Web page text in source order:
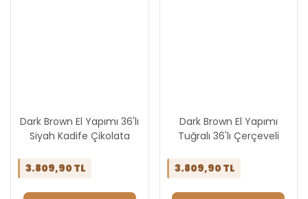
Dark Brown El Yapımı 36'lı
Siyah Kadife Çikolata
Motifleri
3.809,90 TL
Dark Brown El Yapımı
Tuğralı 36'lı Çerçeveli
3.809,90 TL